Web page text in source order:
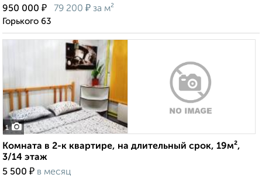
950 000 ₽ 79 200 ₽ за м²
Горького 63
1
Комната в 2-к квартире, на длительный срок, 19м²,
3/14 этаж
5 500 ₽ в месяц